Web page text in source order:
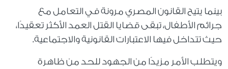
بينما يتيح القانون المصري مرونة في التعامل مع
جرائم الأطفال، تبقى قضايا القتل العمد الأكثر تعقيدًا،
حيث تتداخل فيها الاعتبارات القانونية والاجتماعية.
ويتطلب الأمر مزيدًا من الجهود للحد من ظاهرة